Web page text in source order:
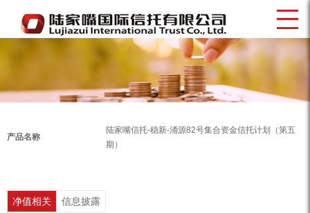
产品名称
陆家嘴信托-稳新-涌源82号集合资金信托计划（第五
期）
净值相关 信息披露